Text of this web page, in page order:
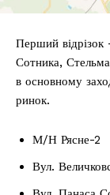
Перший відрізок
Сотника,
в основному
ринок.
М/Н Рясне-2
Вул.